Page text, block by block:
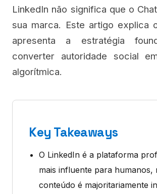
LinkedIn não significa que o
sua marca. Este artigo explica
apresenta a estratégia
converter autoridade social
algorítmica.
Key Takeaways
O LinkedIn é a plataforma
mais influente para humanos,
conteúdo é majoritariamente